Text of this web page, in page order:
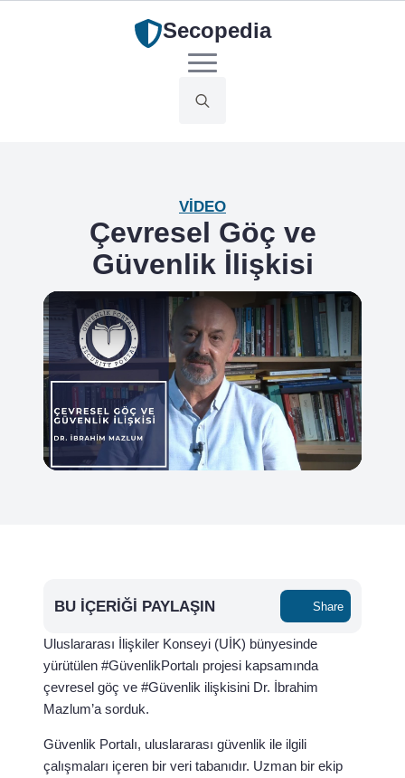
Secopedia
VIDEO
Çevresel Göç ve
Güvenlik İlişkisi
BU İÇERIĞI PAYLAŞIN Share
Uluslararası İlişkiler Konseyi (UİK) bünyesinde
yürütülen #GüvenlikPortalı projesi kapsamında
çevresel göç ve #Güvenlik ilişkisini Dr. İbrahim
Mazlum’a sorduk.
Güvenlik Portalı, uluslararası güvenlik ile ilgili
çalışmaları içeren bir veri tabanıdır. Uzman bir ekip